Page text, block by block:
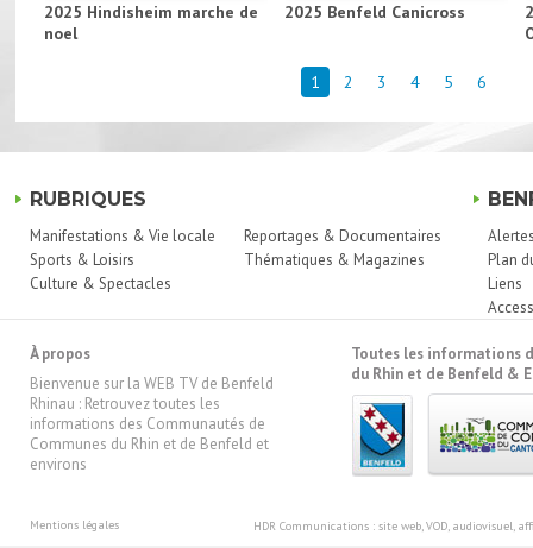
2025 Hindisheim marche de
noel
2025 Benfeld Canicross
1 2 3 4 5 6
RUBRIQUES
Manifestations & Vie locale
Sports & Loisirs
Culture & Spectacles
Reportages & Documentaires
Thématiques & Magazines
Plan
Liens
À propos
Bienvenue sur la WEB TV de Benfeld
Rhinau : Retrouvez toutes les
informations des Communautés de
Communes du Rhin et de Benfeld et
environs
Toutes les informations
du Rhin et de Benfeld &
Mentions légales HDR Communications : site web, VOD, audiovisuel,